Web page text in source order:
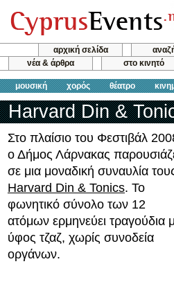
αρχική σελίδα
νέα & άρθρα
στο κινητό
μουσική χορός θέατρο
Harvard Din &
Στο πλαίσιο του Φεστιβάλ
ο Δήμος Λάρνακας
σε μια μοναδική συναυλία
Harvard Din & Tonics. Το
φωνητικό σύνολο των 12
ατόμων ερμηνεύει τραγούδια
ύφος τζαζ, χωρίς συνοδεία
οργάνων.